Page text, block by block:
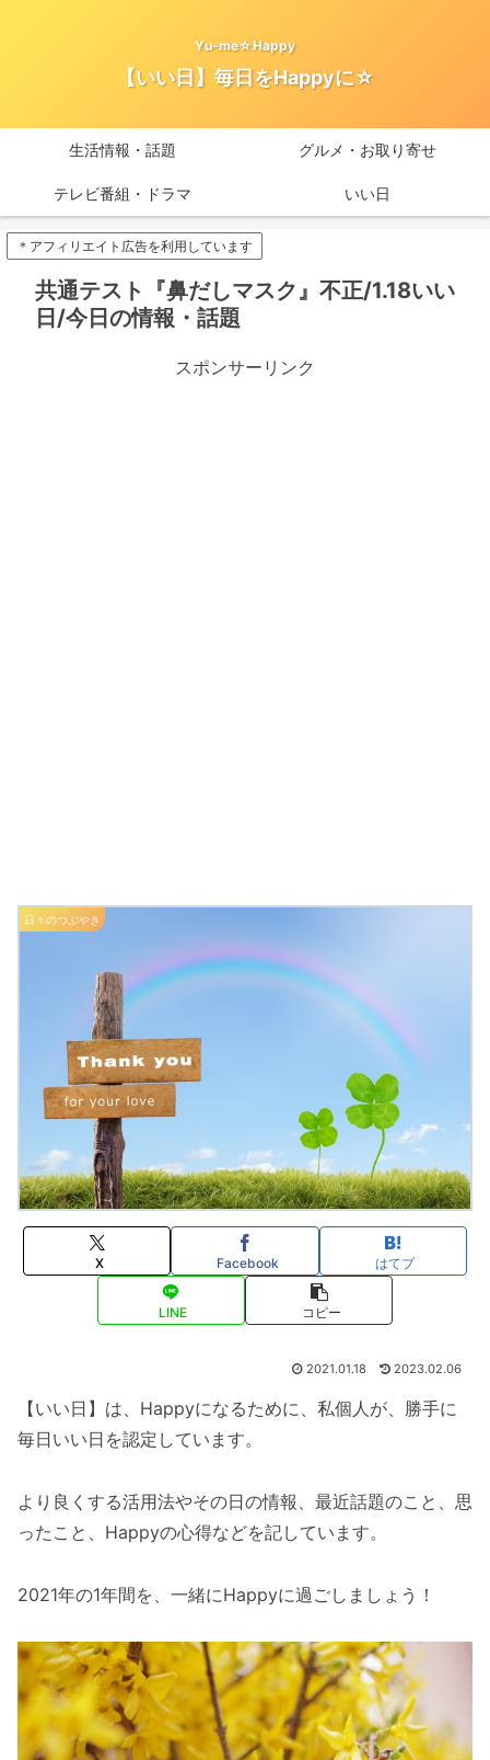
Yu-me☆Happy
【いい日】毎日をHappyに☆
生活情報・話題 グルメ・お取り寄せ
テレビ番組・ドラマ いい日
＊アフィリエイト広告を利用しています
共通テスト『鼻だしマスク』不正/1.18いい
日/今日の情報・話題
スポンサーリンク
日々のつぶやき
X Facebook はてブ
LINE コピー
2021.01.18 2023.02.06
【いい日】は、Happyになるために、私個人が、勝手に
毎日いい日を認定しています。
より良くする活用法やその日の情報、最近話題のこと、思
ったこと、Happyの心得などを記しています。
2021年の1年間を、一緒にHappyに過ごしましょう！